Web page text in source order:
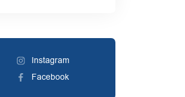
Instagram
Facebook